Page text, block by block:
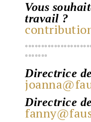
Vous
travail ?
*******
Directrice
Directrice